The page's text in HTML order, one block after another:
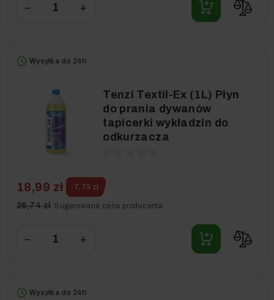
− +
Wysyłka do 24h
Tenzi Textil-Ex (1L) Płyn
do prania dywanów
tapicerki wykładzin do
odkurzacza
18,99 zł -7,75 zł
26,74 zł Sugerowana cena producenta
− +
Wysyłka do 24h